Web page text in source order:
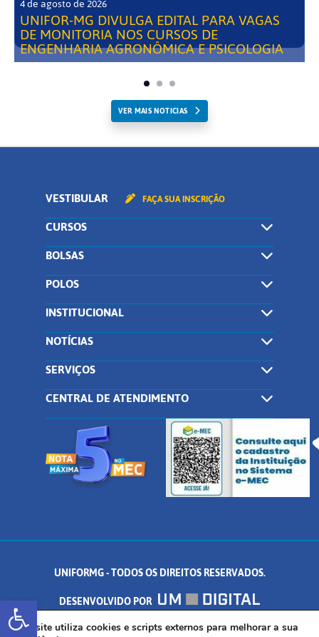
Abrir a barra de ferramentas
4 de agosto de 2026
UNIFOR-MG DIVULGA EDITAL PARA VAGAS
DE MONITORIA NOS CURSOS DE
ENGENHARIA AGRONÔMICA E PSICOLOGIA
VER MAIS NOTICIAS
VESTIBULAR FAÇA SUA INSCRIÇÃO
CURSOS
BOLSAS
POLOS
INSTITUCIONAL
NOTÍCIAS
SERVIÇOS
CENTRAL DE ATENDIMENTO
UNIFORMG - TODOS OS DIREITOS RESERVADOS.
DESENVOLVIDO POR
AV. DR. ARNALDO DE SENNA, 328 - PALMEIRAS, FORMIGA/MG - CEP:
Este site utiliza cookies e scripts externos para melhorar a sua